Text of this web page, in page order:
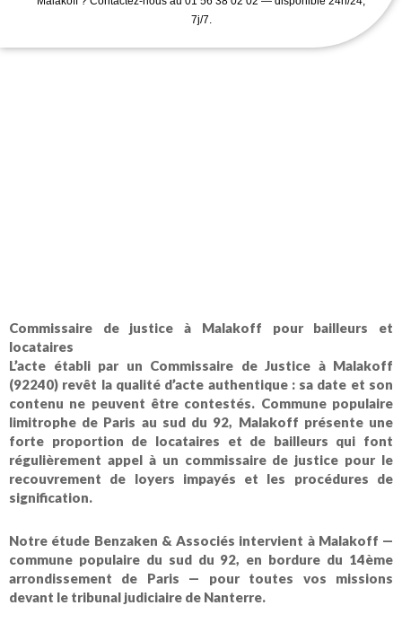
7j/7.
Commissaire de justice à Malakoff pour bailleurs et
locataires
L’acte établi par un Commissaire de Justice à Malakoff
(92240) revêt la qualité d’acte authentique: sa date et son
contenu ne peuvent être contestés. Commune populaire
limitrophe de Paris au sud du 92, Malakoff présente une
forte proportion de locataires et de bailleurs qui font
régulièrement appel à un commissaire de justice pour le
recouvrement de loyers impayés et les procédures de
signification.
Notre étude Benzaken & Associés intervient à Malakoff —
commune populaire du sud du 92, en bordure du 14ème
arrondissement de Paris — pour toutes vos missions
devant le tribunal judiciaire de Nanterre.